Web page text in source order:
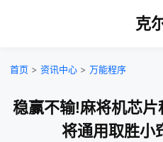
克
首页 > 资讯中心 > 万能程序
稳赢不输!麻将机芯
将通用取胜小